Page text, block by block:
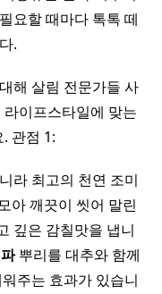
요할 때마다 톡톡 떼
.
해 살림 전문가들 사
이프스타일에 맞는
관점 1:
라 최고의 천연 조미
아 깨끗이 씻어 말린
깊은 감칠맛을 냅니
뿌리를 대추와 함께
주는 효과가 있습니